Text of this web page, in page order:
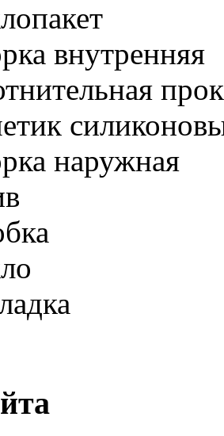
внутренняя
наружная